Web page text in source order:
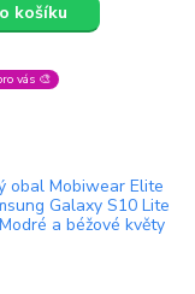
košíku
vás 🎨